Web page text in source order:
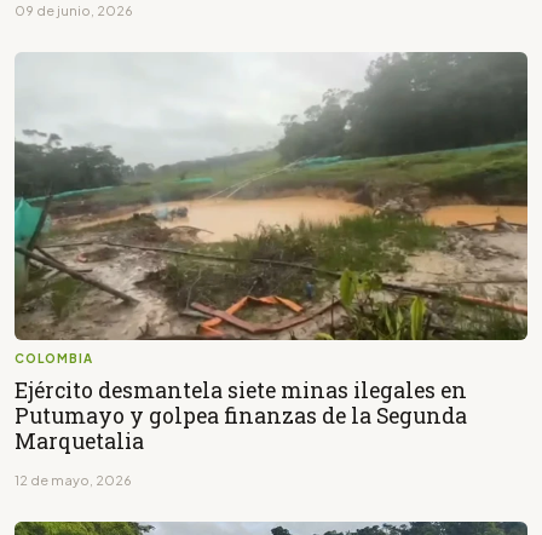
09 de junio, 2026
COLOMBIA
Ejército desmantela siete minas ilegales en
Putumayo y golpea finanzas de la Segunda
Marquetalia
12 de mayo, 2026